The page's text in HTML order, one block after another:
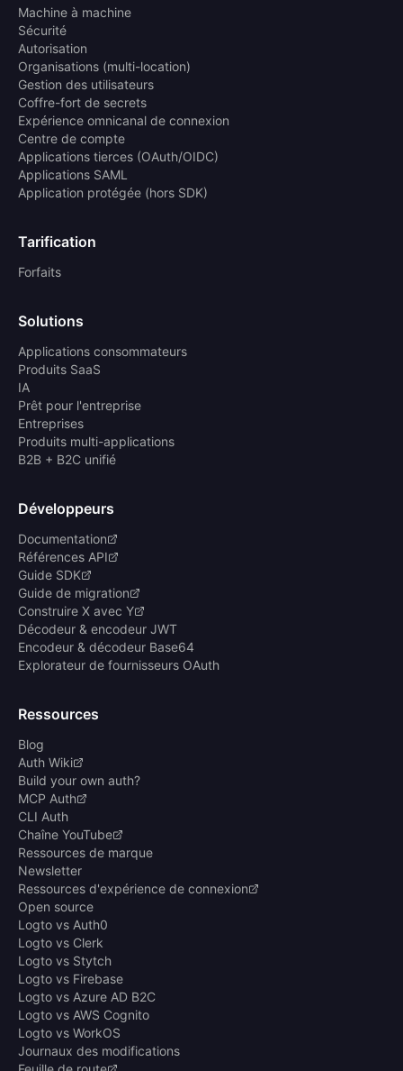
Machine à machine
Sécurité
Autorisation
Organisations (multi-location)
Gestion des utilisateurs
Coffre-fort de secrets
Expérience omnicanal de connexion
Centre de compte
Applications tierces (OAuth/OIDC)
Applications SAML
Application protégée (hors SDK)
Tarification
Forfaits
Solutions
Applications consommateurs
Produits SaaS
IA
Prêt pour l'entreprise
Entreprises
Produits multi-applications
B2B + B2C unifié
Développeurs
Documentation
Références API
Guide SDK
Guide de migration
Construire X avec Y
Décodeur & encodeur JWT
Encodeur & décodeur Base64
Explorateur de fournisseurs OAuth
Ressources
Blog
Auth Wiki
Build your own auth?
MCP Auth
CLI Auth
Chaîne YouTube
Ressources de marque
Newsletter
Ressources d'expérience de connexion
Open source
Logto vs Auth0
Logto vs Clerk
Logto vs Stytch
Logto vs Firebase
Logto vs Azure AD B2C
Logto vs AWS Cognito
Logto vs WorkOS
Journaux des modifications